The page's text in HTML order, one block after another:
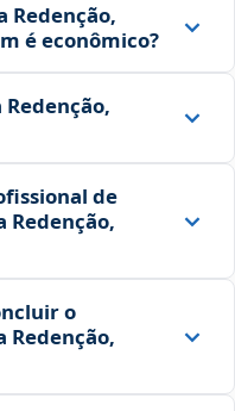
Redenção,
é econômico?
de
Redenção,
o
Redenção,